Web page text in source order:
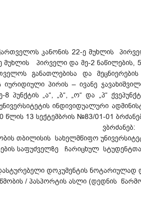
კანონის 22-ე მუხლის
პირველი და მე-2 ნაწილების,
განათლებისა და
პირის – ივანე
პუნქტის „ა“, „ბ“, „ო“ და „პ“
ინდივიდუალური
წლის 13 სექტემბრის №83/01-01
ვბრძანებ:
თბილისის სახელმწიფო
საფუძველზე ჩარიცხულ სტუდენტთა
დოკუმენტის ნოტარიულად
/ პასპორტის ასლი (დედნის